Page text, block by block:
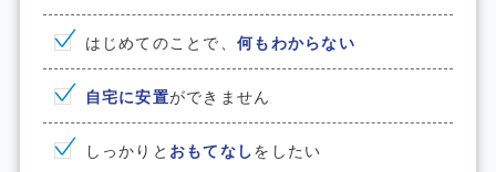
はじめてのことで、何もわからない
⾃宅に安置ができません
しっかりと おもてなしをしたい